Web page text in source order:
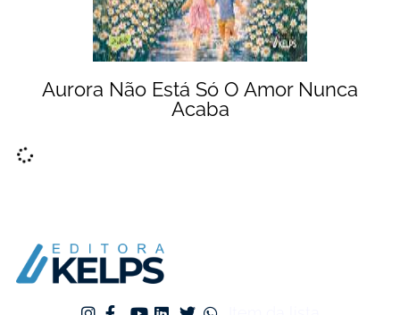
Aurora Não Está Só O Amor Nunca
Acaba